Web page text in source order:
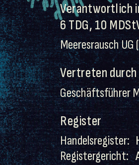
Verantwortlich
6 TDG, 10
Meeresrausch
Vertreten durch
Geschäftsführer
Register
Handelsregister:
Registergericht: